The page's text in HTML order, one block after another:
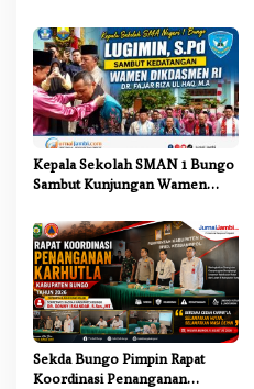
Pendidikan yang Progresif
Kepala Sekolah SMAN 1 Bungo
Sambut Kunjungan Wamen
PJJ untuk Anak Putus Sekolah
Sekda Bungo Pimpin Rapat
Koordinasi Penanganan